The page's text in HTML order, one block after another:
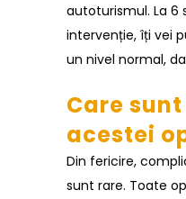
autoturismul. La 6
intervenție, îți vei
un nivel normal,
Care
acestei
Din fericire,
sunt rare. Toate